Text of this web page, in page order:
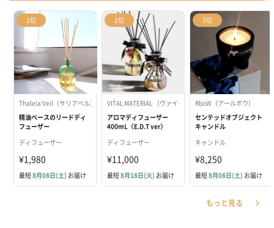
1位
Thaleia Veil（サリアベル）
精油ベースのリードディ
フューザー
ディフューザー
¥1,980
最短8月08日(土) お届け
2位
VITAL MATERIAL （ヴァイタルマテリアル ）
アロマディフューザー
400mL〈E.D.T ver〉
ディフューザー
¥11,000
最短8月18日(火) お届け
3位
RboW（アールボウ）
センテッドオブジェクト
キャンドル
キャンドル
¥8,250
最短8月08日(土) お届け
もっと見る